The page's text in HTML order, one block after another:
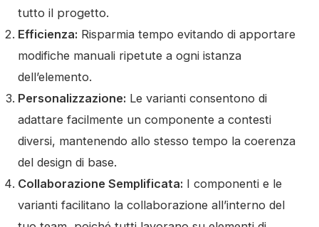
tutto il progetto.
Efficienza: Risparmia tempo evitando di apportare
modifiche manuali ripetute a ogni istanza
dell’elemento.
Personalizzazione: Le varianti consentono di
adattare facilmente un componente a contesti
diversi, mantenendo allo stesso tempo la coerenza
del design di base.
Collaborazione Semplificata: I componenti e le
varianti facilitano la collaborazione all’interno del